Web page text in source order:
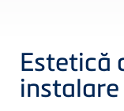
Estetică